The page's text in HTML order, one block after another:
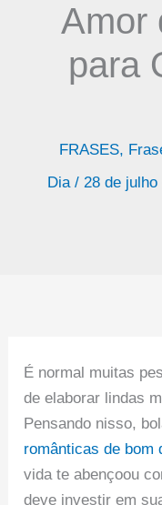
Amor
para
FRASES,
Dia/ 28 de julho
É normal muitas
de elaborar lindas
Pensando nisso,
românticas de bom
vida te abençoou
deve investir em